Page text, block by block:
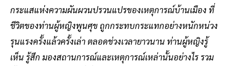
กระแสแห่งความผันผวนปรวนแปรของเหตุการณ์บ้านเมือง ที่
ชีวิตของท่านผู้หญิงพูนศุข ถูกกระทบกระแทกอย่างหนักหน่วง
รุนแรงครั้งแล้วครั้งเล่า ตลอดช่วงเวลายาวนาน ท่านผู้หญิงรู้
เห็น รู้สึก มองสถานการณ์และเหตุการณ์เหล่านั้นอย่างไร รวม